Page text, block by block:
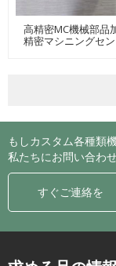
高精密MC機械部品
精密マシニングセ
もしカスタム各種類
私たちにお問い合わ
すぐご連絡を